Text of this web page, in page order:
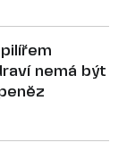
nemá být